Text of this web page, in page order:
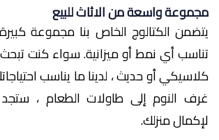
مجموعة واسعة من الاثاث للبيع
يتضمن الكتالوج الخاص بنا مجموعة
تناسب أي نمط أو ميزانية. سواء كنت
كلاسيكي أو حديث ، لدينا ما يناسب
غرف النوم إلى طاولات الطعام ، ستجد
لإكمال منزلك.